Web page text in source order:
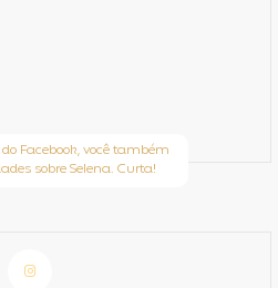
Facebook, você também
sobre Selena. Curta!